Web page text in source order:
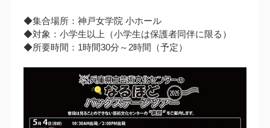
◆集合場所：神戸女学院 小ホール
◆対象：小学生以上（小学生は保護者同伴に限る）
◆所要時間：1時間30分～2時間（予定）